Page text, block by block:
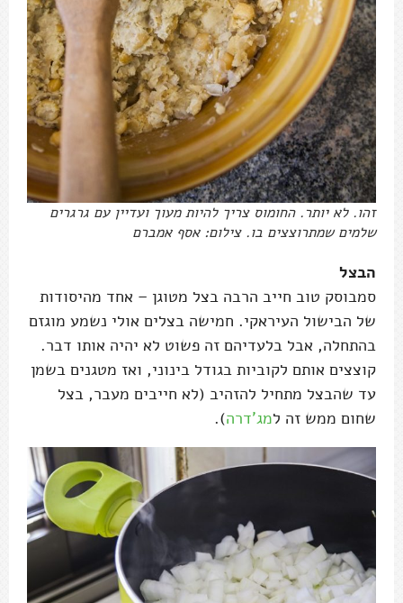
זהו. לא יותר. החומוס צריך להיות מעוך ועדיין עם גרגרים
שלמים שמתרוצצים בו. צילום: אסף אמברם
הבצל
סמבוסק טוב חייב הרבה בצל מטוגן – אחד מהיסודות
של הבישול העיראקי. חמישה בצלים אולי נשמע מוגזם
בהתחלה, אבל בלעדיהם זה פשוט לא יהיה אותו דבר.
קוצצים אותם לקוביות בגודל בינוני, ואז מטגנים בשמן
עד שהבצל מתחיל להזהיב (לא חייבים מעבר, בצל
שחום ממש זה למג'דרה).